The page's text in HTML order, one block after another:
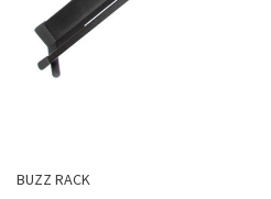
BUZZ RACK